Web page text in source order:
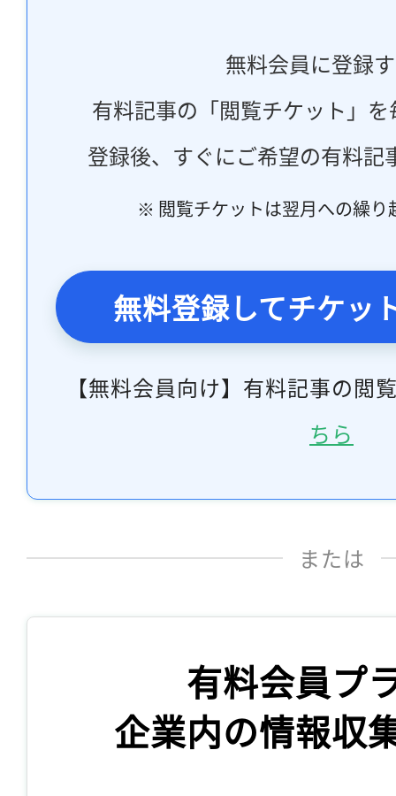
無料会員に登録
有料記事の「閲覧チケット」
登録後、すぐにご希望の有料記
※ 閲覧チケットは翌月への繰り
無料登録してチケッ
【無料会員向け】有料記事の閲
ちら
または
有料会員プ
企業内の情報収